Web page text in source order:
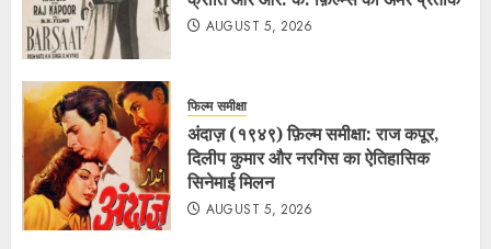
AUGUST 5, 2026
फिल्म समीक्षा
अंदाज़ (१९४९) फ़िल्म समीक्षा: राज कपूर,
दिलीप कुमार और नरगिस का ऐतिहासिक
सिनेमाई मिलन
AUGUST 5, 2026